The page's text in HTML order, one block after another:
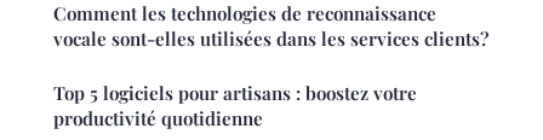
Comment les technologies de reconnaissance
vocale sont-elles utilisées dans les services clients?
Top 5 logiciels pour artisans : boostez votre
productivité quotidienne